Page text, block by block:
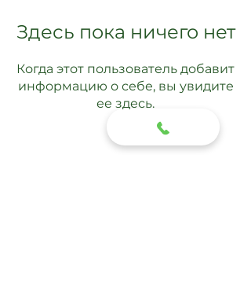
Здесь пока ничего нет
Когда этот пользователь добавит
информацию о себе, вы увидите
ее здесь.